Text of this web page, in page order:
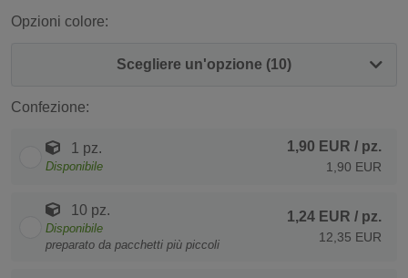
Opzioni colore:
Scegliere un'opzione (10)
Confezione:
1 pz.
Disponibile
1,90 EUR / pz.
1,90 EUR
10 pz.
Disponibile
preparato da pacchetti più piccoli
1,24 EUR / pz.
12,35 EUR